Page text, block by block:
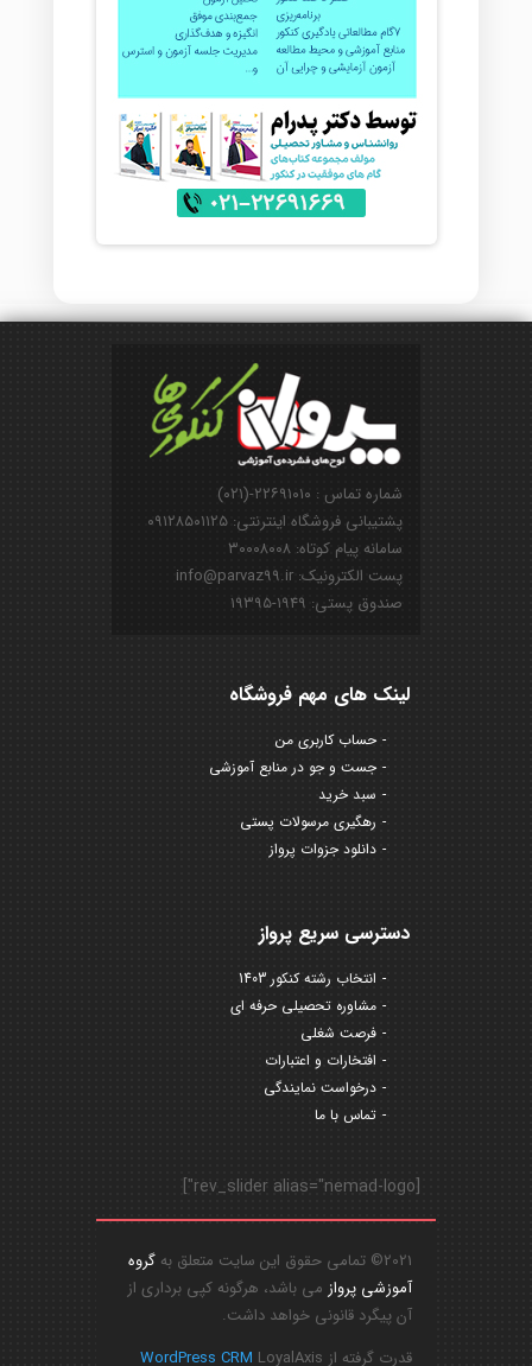
شماره تماس : ۲۲۶۹۱۰۱۰-(۰۲۱)
پشتیبانی فروشگاه اینترنتی: ۰۹۱۲۸۵۰۱۱۲۵
سامانه پیام کوتاه: ۳۰۰۰۸۰۰۸
پست الکترونیک: info@parvaz99.ir
صندوق پستی: ۱۹۴۹-۱۹۳۹۵
لینک های مهم فروشگاه
حساب کاربری من
جست و جو در منابع آموزشی
سبد خرید
رهگیری مرسولات پستی
دانلود جزوات پرواز
دسترسی سریع پرواز
انتخاب رشته کنکور 1403
مشاوره تحصیلی حرفه ای
فرصت شغلی
افتخارات و اعتبارات
درخواست نمایندگی
تماس با ما
[rev_slider alias="nemad-logo"]
2021© تمامی حقوق این سایت متعلق به
گروه
آموزشی پروازمی باشد، هرگونه کپی برداری از
آن پیگرد قانونی خواهد داشت.
قدرت گرفته از
WordPress CRM LoyalAxis